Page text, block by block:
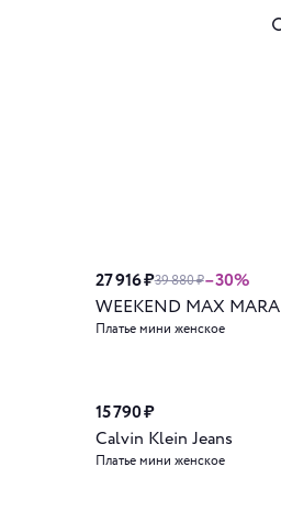
Новинка
27 916 ₽39 880 ₽–30%
WEEKEND MAX MARA
Платье мини женское
15 790 ₽
Calvin Klein Jeans
Платье мини женское